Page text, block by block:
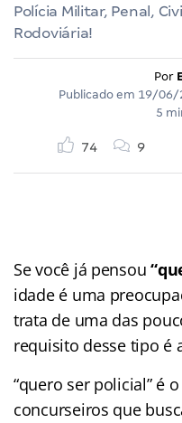
Polícia Militar, Penal,
Rodoviária!
Por
Publicado em 19/06/
5
74 9
Se você já pensou
idade é uma
trata de uma das
requisito desse tipo é
“quero ser policial” é
concurseiros que